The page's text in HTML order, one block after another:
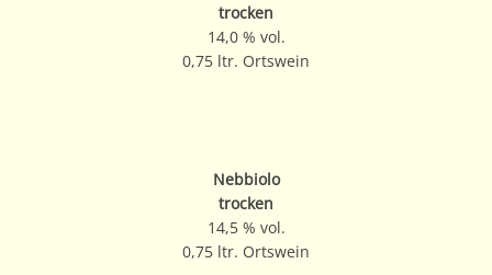
trocken
14,0 % vol.
0,75 ltr. Ortswein
Nebbiolo
trocken
14,5 % vol.
0,75 ltr. Ortswein